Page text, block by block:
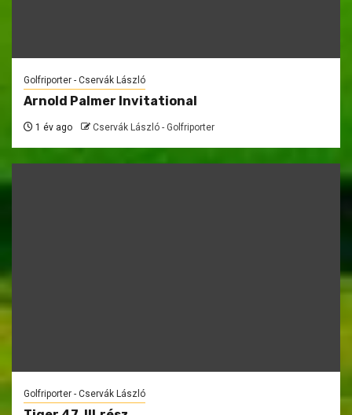
Golfriporter - Cservák László
Arnold Palmer Invitational
1 év ago Cservák László - Golfriporter
Golfriporter - Cservák László